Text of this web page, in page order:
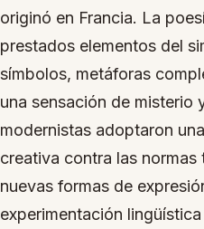
originó en Francia. La
prestados elementos del
símbolos, metáforas
una sensación de misterio
modernistas adoptaron
creativa contra las
nuevas formas de
experimentación